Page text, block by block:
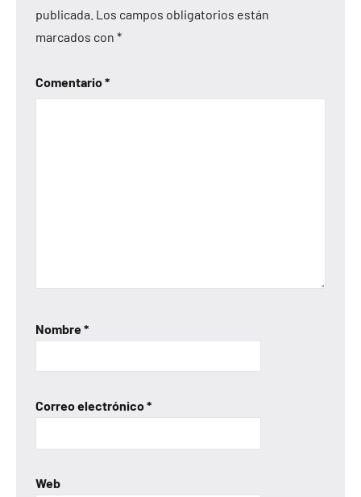
publicada. Los campos obligatorios están
marcados con *
Comentario*
Nombre*
Correo electrónico*
Web